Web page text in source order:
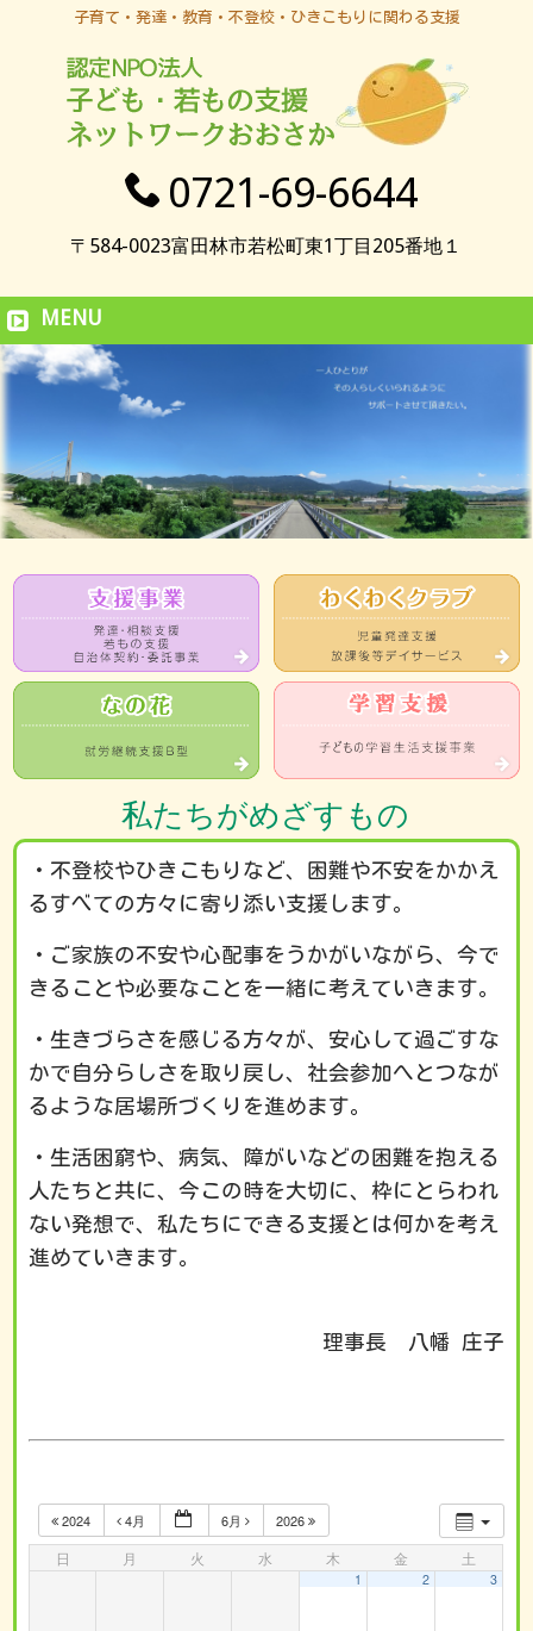
子育て・発達・教育・不登校・ひきこもりに関わる支援
0721-69-6644
〒584-0023富田林市若松町東1丁目205番地１
MENU
私たちがめざすもの
・不登校やひきこもりなど、困難や不安をかかえ
るすべての方々に寄り添い支援します。
・ご家族の不安や心配事をうかがいながら、今で
きることや必要なことを一緒に考えていきます。
・生きづらさを感じる方々が、安心して過ごすな
かで自分らしさを取り戻し、社会参加へとつなが
るような居場所づくりを進めます。
・生活困窮や、病気、障がいなどの困難を抱える
人たちと共に、今この時を大切に、枠にとらわれ
ない発想で、私たちにできる支援とは何かを考え
進めていきます。
理事長 八幡 庄子
2024 4月 6月 2026
日 月 火 水 木 金 土
1 2 3